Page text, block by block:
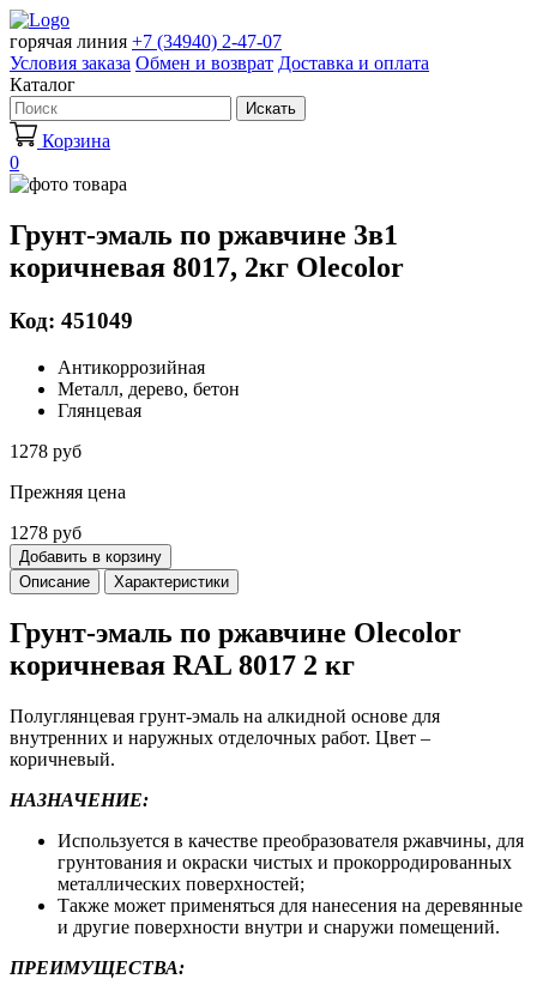
горячая линия +7 (34940) 2-47-07
Условия заказа Обмен и возврат Доставка и оплата
Каталог
Искать
Корзина
0
Грунт-эмаль по ржавчине 3в1
коричневая 8017, 2кг Olecolor
Код: 451049
Антикоррозийная
Металл, дерево, бетон
Глянцевая
1278 руб
Прежняя цена
1278 руб
Добавить в корзину
Описание
Характеристики
Грунт-эмаль по ржавчине Olecolor
коричневая RAL 8017 2 кг
Полуглянцевая грунт-эмаль на алкидной основе для
внутренних и наружных отделочных работ. Цвет –
коричневый.
НАЗНАЧЕНИЕ:
Используется в качестве преобразователя ржавчины, для
грунтования и окраски чистых и прокорродированных
металлических поверхностей;
Также может применяться для нанесения на деревянные
и другие поверхности внутри и снаружи помещений.
ПРЕИМУЩЕСТВА: